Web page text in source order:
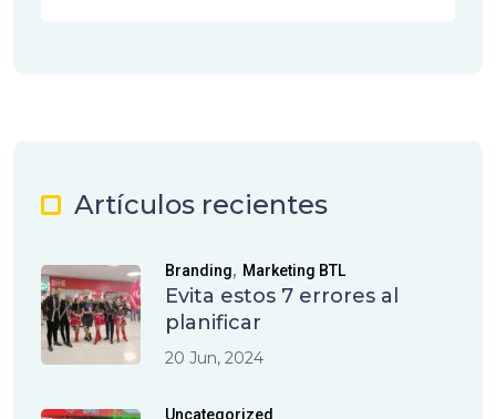
Artículos recientes
Branding, Marketing BTL
Evita estos 7 errores al
planificar
20 Jun, 2024
Uncategorized